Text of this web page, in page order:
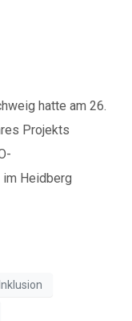
hatte am 26.
Projekts
im Heidberg
Inklusion